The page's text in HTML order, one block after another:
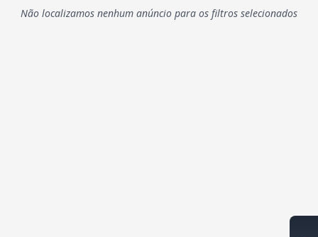
Não localizamos nenhum anúncio para os filtros selecionados